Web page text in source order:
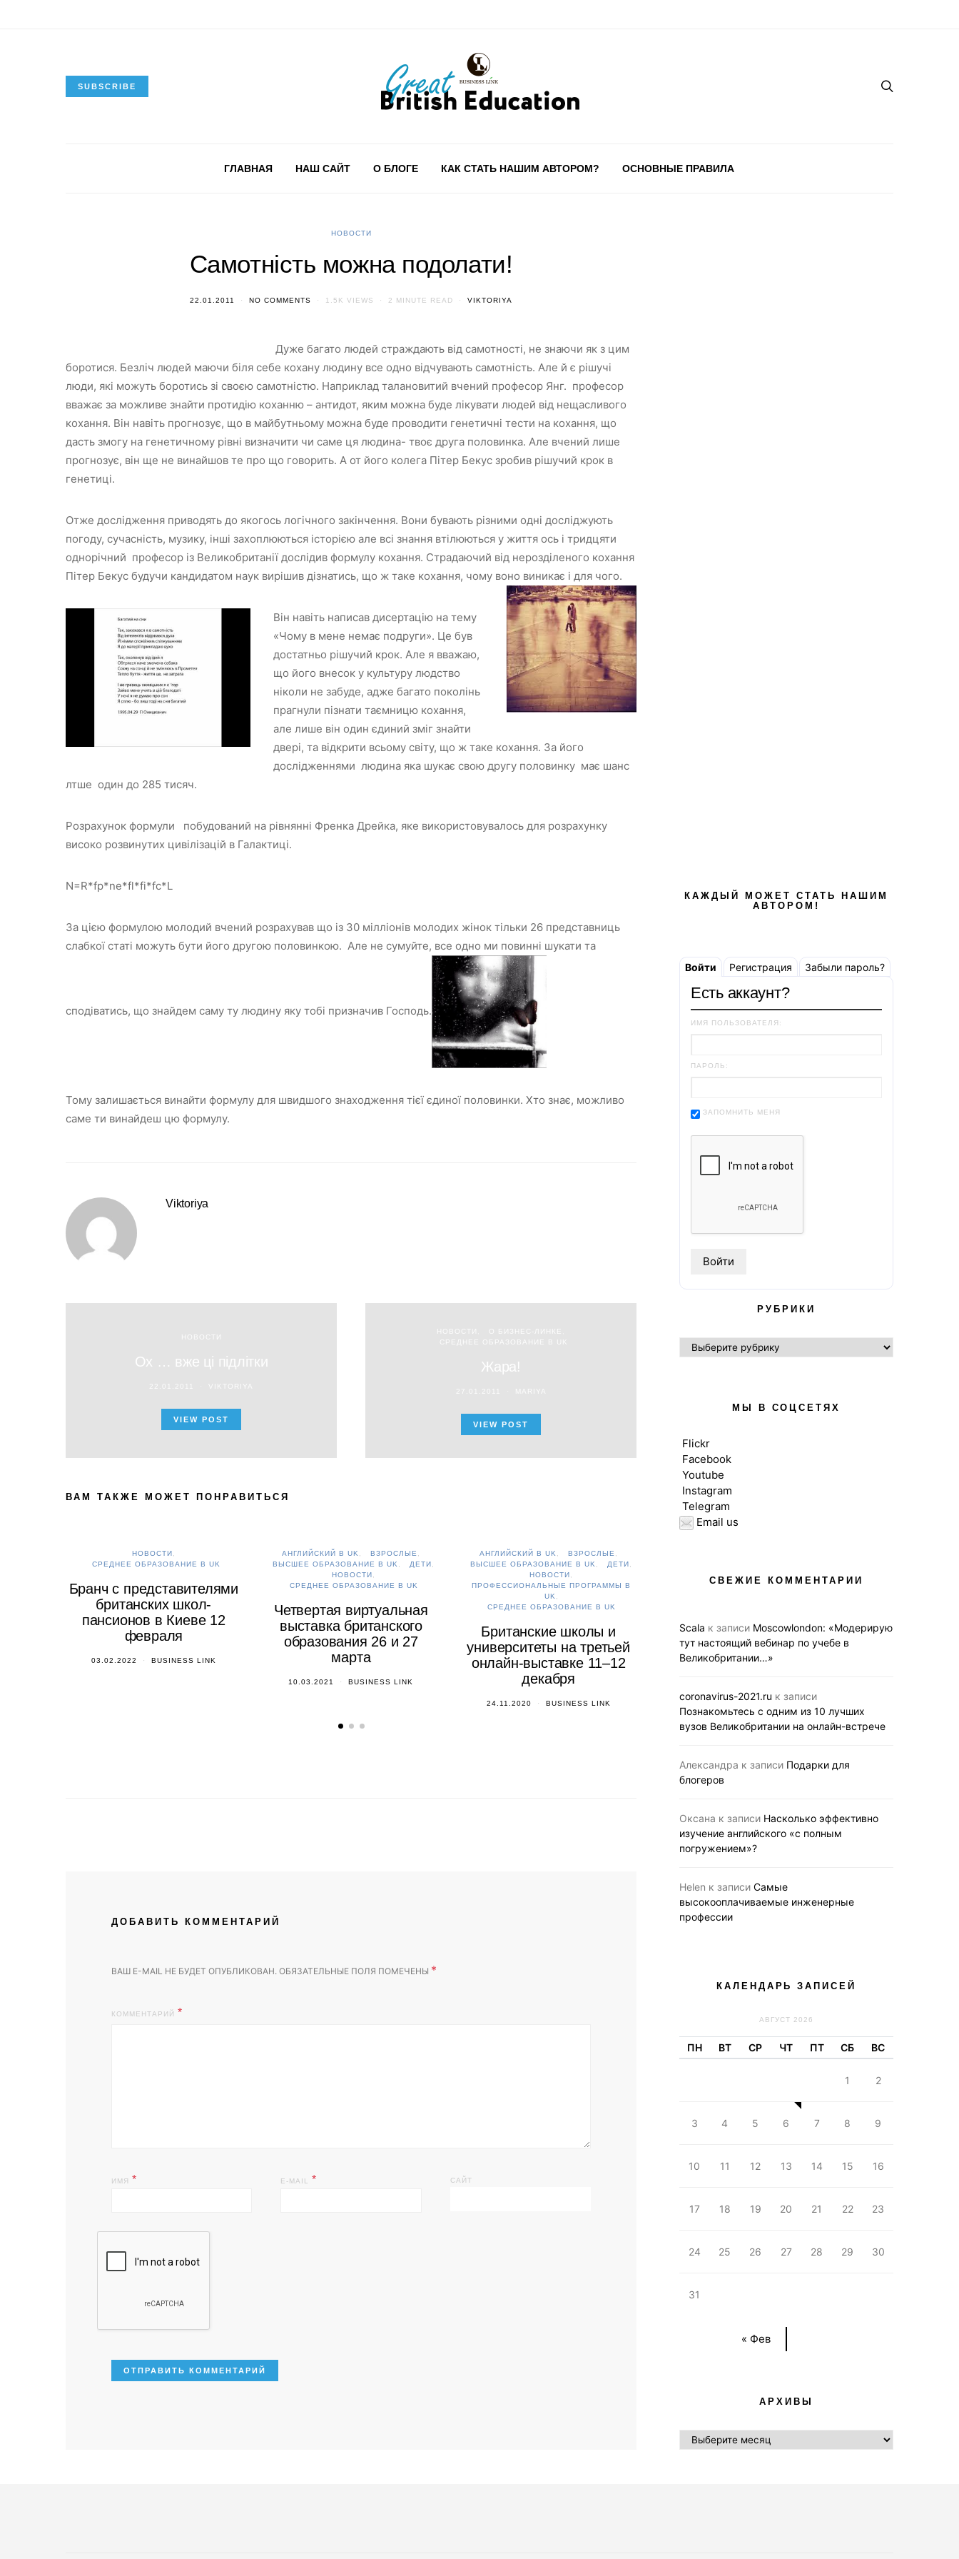
SUBSCRIBE
ГЛАВНАЯ НАШ САЙТ О БЛОГЕ КАК СТАТЬ НАШИМ АВТОРОМ? ОСНОВНЫЕ ПРАВИЛА
НОВОСТИ
Самотність можна подолати!
22.01.2011 NO COMMENTS 1.5K VIEWS 2 MINUTE READ VIKTORIYA
Дуже багато людей страждають від самотності, не знаючи як з цим
боротися. Безліч людей маючи біля себе кохану людину все одно відчувають самотність. Але й є рішучі
люди, які можуть боротись зі своєю самотністю. Наприклад талановитий вчений професор Янг. професор
вважає за можливе знайти протидію коханню – антидот, яким можна буде лікувати людей від нещасливого
кохання. Він навіть прогнозує, що в майбутньому можна буде проводити генетичні тести на кохання, що
дасть змогу на генетичному рівні визначити чи саме ця людина- твоє друга половинка. Але вчений лише
прогнозує, він ще не винайшов те про що говорить. А от його колега Пітер Бекус зробив рішучий крок в
генетиці.
Отже дослідження приводять до якогось логічного закінчення. Вони бувають різними одні досліджують
погоду, сучасність, музику, інші захоплюються історією але всі знання втілюються у життя ось і тридцяти
однорічний професор із Великобританії дослідив формулу кохання. Страдаючий від нерозділеного кохання
Пітер Бекус будучи кандидатом наук вирішив дізнатись, що ж таке кохання, чому воно виникає і для чого.
Він навіть написав дисертацію на тему
«Чому в мене немає подруги». Це був
достатньо рішучий крок. Але я вважаю,
що його внесок у культуру людство
ніколи не забуде, адже багато поколінь
прагнули пізнати таємницю кохання,
але лише він один єдиний зміг знайти
двері, та відкрити всьому світу, що ж таке кохання. За його
дослідженнями людина яка шукає свою другу половинку має шанс
лтше один до 285 тисяч.
Розрахунок формули побудований на рівнянні Френка Дрейка, яке використовувалось для розрахунку
високо розвинутих цивілізацій в Галактиці.
N=R*fp*ne*fl*fi*fc*L
За цією формулою молодий вчений розрахував що із 30 мілліонів молодих жінок тільки 26 представниць
слабкої статі можуть бути його другою половинкою. Але не сумуйте, все одно ми повинні шукати та
сподіватись, що знайдем саму ту людину яку тобі призначив Господь.
Тому залишається винайти формулу для швидшого знаходження тієї єдиної половинки. Хто знає, можливо
саме ти винайдеш цю формулу.
Viktoriya
НОВОСТИ
Ох … вже ці підлітки
VIKTORIYA
VIEW POST
НОВОСТИ
О БИЗНЕС-ЛИНКЕ
СРЕДНЕЕ ОБРАЗОВАНИЕ В UK
Жара!
27.01.2011 MARIYA
VIEW POST
ВАМ ТАКЖЕ МОЖЕТ ПОНРАВИТЬСЯ
НОВОСТИ
СРЕДНЕЕ ОБРАЗОВАНИЕ В UK
Бранч с представителями
британских школ-
пансионов в Киеве 12
февраля
03.02.2022 BUSINESS LINK
АНГЛИЙСКИЙ В UK
ВЗРОСЛЫЕ
ВЫСШЕЕ ОБРАЗОВАНИЕ В UK
ДЕТИ
НОВОСТИ
СРЕДНЕЕ ОБРАЗОВАНИЕ В UK
Четвертая виртуальная
выставка британского
образования 26 и 27
марта
10.03.2021 BUSINESS LINK
АНГЛИЙСКИЙ В UK
ВЗРОСЛЫЕ
ВЫСШЕЕ ОБРАЗОВАНИЕ В UK
ДЕТИ
НОВОСТИ
ПРОФЕССИОНАЛЬНЫЕ ПРОГРАММЫ В
UK
СРЕДНЕЕ ОБРАЗОВАНИЕ В UK
Британские школы и
университеты на третьей
онлайн-выставке 11–12
декабря
24.11.2020 BUSINESS LINK
Вебинар 12 ноября для
образование в Лондоне
05.11.2020 BUSINESS LINK
на онлайн-
ДОБАВИТЬ КОММЕНТАРИЙ
ВАШ E-MAIL НЕ БУДЕТ ОПУБЛИКОВАН. ОБЯЗАТЕЛЬНЫЕ ПОЛЯ ПОМЕЧЕНЫ *
КОММЕНТАРИЙ
ИМЯ * E-MAIL * САЙТ
КАЖДЫЙ МОЖЕТ СТАТЬ НАШИМ
АВТОРОМ!
Войти Регистрация Забыли пароль?
Есть аккаунт?
ИМЯ ПОЛЬЗОВАТЕЛЯ:
ПАРОЛЬ:
ЗАПОМНИТЬ МЕНЯ
РУБРИКИ
РУБРИКИ
МЫ В СОЦСЕТЯХ
Flickr
Facebook
Youtube
Instagram
Telegram
Email us
СВЕЖИЕ КОММЕНТАРИИ
Scala к записи Moscowlondon: «Модерирую
тут настоящий вебинар по учебе в
Великобритании…»
coronavirus-2021.ru к записи
Познакомьтесь с одним из 10 лучших
вузов Великобритании на онлайн-встрече
Александра к записи Подарки для
блогеров
Оксана к записи Насколько эффективно
изучение английского «с полным
погружением»?
Helen к записи Самые
высокооплачиваемые инженерные
профессии
КАЛЕНДАРЬ ЗАПИСЕЙ
АВГУСТ 2026
ПН ВТ СР ЧТ ПТ СБ ВС
« Фев
1 2
3 4 5 6 7 8 9
10 11 12 13 14 15 16
17 18 19 20 21 22 23
24 25 26 27 28 29 30
31
АРХИВЫ
АРХИВЫ